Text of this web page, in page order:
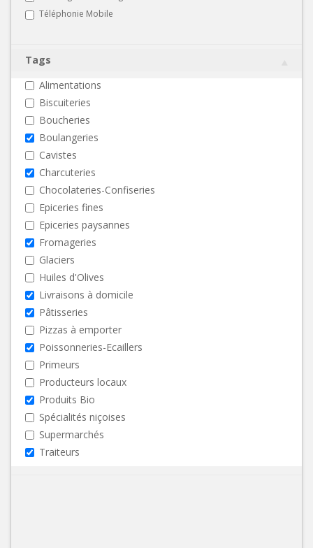
Téléphonie Mobile
Tags
Alimentations
Biscuiteries
Boucheries
Boulangeries
Cavistes
Charcuteries
Chocolateries-Confiseries
Epiceries fines
Epiceries paysannes
Fromageries
Glaciers
Huiles d'Olives
Livraisons à domicile
Pâtisseries
Pizzas à emporter
Poissonneries-Ecaillers
Primeurs
Producteurs locaux
Produits Bio
Spécialités niçoises
Supermarchés
Traiteurs